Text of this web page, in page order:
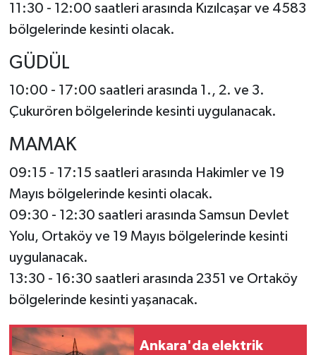
11:30 - 12:00 saatleri arasında Kızılcaşar ve 4583
bölgelerinde kesinti olacak.
GÜDÜL
10:00 - 17:00 saatleri arasında 1., 2. ve 3.
Çukurören bölgelerinde kesinti uygulanacak.
MAMAK
09:15 - 17:15 saatleri arasında Hakimler ve 19
Mayıs bölgelerinde kesinti olacak.
09:30 - 12:30 saatleri arasında Samsun Devlet
Yolu, Ortaköy ve 19 Mayıs bölgelerinde kesinti
uygulanacak.
13:30 - 16:30 saatleri arasında 2351 ve Ortaköy
bölgelerinde kesinti yaşanacak.
Ankara'da elektrik